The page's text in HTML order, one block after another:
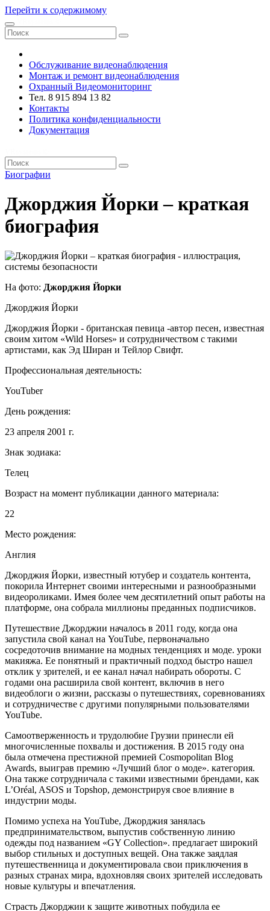
Перейти к содержимому
Обслуживание видеонаблюдения
Монтаж и ремонт видеонаблюдения
Охранный Видеомониторинг
Тел. 8 915 894 13 82
Контакты
Политика конфиденциальности
Документация
Биографии
Джорджия Йорки – краткая
биография
На фото: Джорджия Йорки
Джорджия Йорки
Джорджия Йорки - британская певица -автор песен, известная
своим хитом «Wild Horses» и сотрудничеством с такими
артистами, как Эд Ширан и Тейлор Свифт.
Профессиональная деятельность:
YouTuber
День рождения:
23 апреля 2001 г.
Знак зодиака:
Телец
Возраст на момент публикации данного материала:
22
Место рождения:
Англия
Джорджия Йорки, известный ютубер и создатель контента,
покорила Интернет своими интересными и разнообразными
видеороликами. Имея более чем десятилетний опыт работы на
платформе, она собрала миллионы преданных подписчиков.
Путешествие Джорджии началось в 2011 году, когда она
запустила свой канал на YouTube, первоначально
сосредоточив внимание на модных тенденциях и моде. уроки
макияжа. Ее понятный и практичный подход быстро нашел
отклик у зрителей, и ее канал начал набирать обороты. С
годами она расширила свой контент, включив в него
видеоблоги о жизни, рассказы о путешествиях, соревнованиях
и сотрудничестве с другими популярными пользователями
YouTube.
Самоотверженность и трудолюбие Грузии принесли ей
многочисленные похвалы и достижения. В 2015 году она
была отмечена престижной премией Cosmopolitan Blog
Awards, выиграв премию «Лучший блог о моде». категория.
Она также сотрудничала с такими известными брендами, как
L’Oréal, ASOS и Topshop, демонстрируя свое влияние в
индустрии моды.
Помимо успеха на YouTube, Джорджия занялась
предпринимательством, выпустив собственную линию
одежды под названием «GY Collection». предлагает широкий
выбор стильных и доступных вещей. Она также заядлая
путешественница и документировала свои приключения в
разных странах мира, вдохновляя своих зрителей исследовать
новые культуры и впечатления.
Страсть Джорджии к защите животных побудила ее